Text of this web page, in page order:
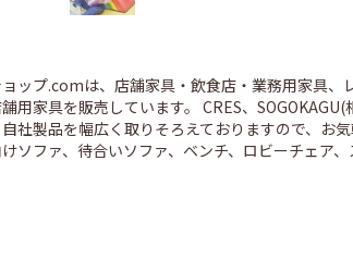
ップ.comは、店舗家具・飲食店・業務用家具
用家具を販売しています。 CRES、
社製品を幅広く取りそろえておりますので、お気
ソファ、待合いソファ、ベンチ、ロビーチェア